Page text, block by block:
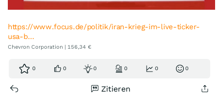
https://www.focus.de/politik/iran-krieg-im-live-ticker-
usa-b…
Chevron Corporation | 156,34 €
0 0 0 0 0 0
Zitieren